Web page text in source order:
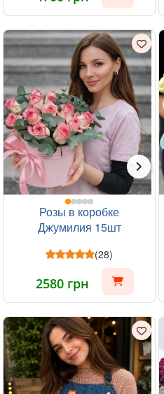
Розы в коробке
Джумилия 15шт
(28)
2580 грн